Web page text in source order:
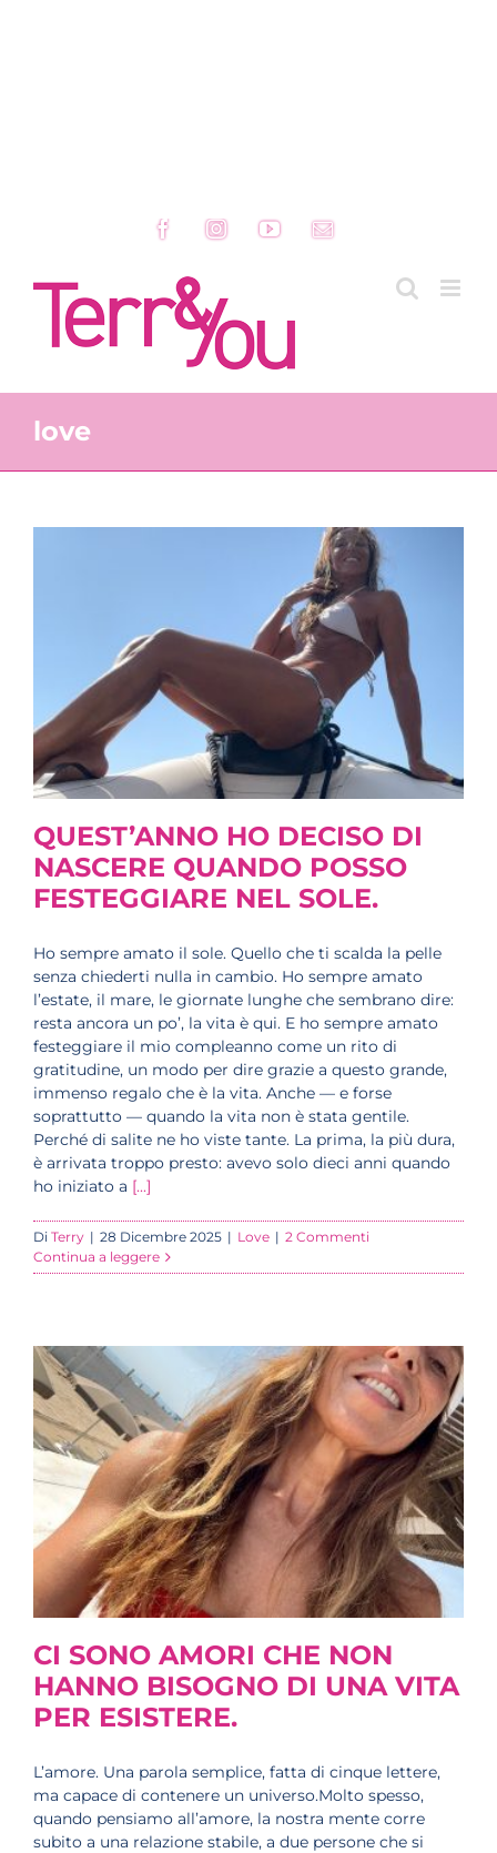
FacebookInstagramYouTubeEmail
love
QUEST’ANNO HO DECISO DI
NASCERE QUANDO POSSO
FESTEGGIARE NEL SOLE.
Ho sempre amato il sole. Quello che ti scalda la pelle
senza chiederti nulla in cambio. Ho sempre amato
l’estate, il mare, le giornate lunghe che sembrano dire:
resta ancora un po’, la vita è qui. E ho sempre amato
festeggiare il mio compleanno come un rito di
gratitudine, un modo per dire grazie a questo grande,
immenso regalo che è la vita. Anche — e forse
soprattutto — quando la vita non è stata gentile.
Perché di salite ne ho viste tante. La prima, la più dura,
è arrivata troppo presto: avevo solo dieci anni quando
ho iniziato a [...]
Di Terry | 28 Dicembre 2025 | Love | 2 Commenti
Continua a leggere
CI SONO AMORI CHE NON
HANNO BISOGNO DI UNA VITA
PER ESISTERE.
L’amore. Una parola semplice, fatta di cinque lettere,
ma capace di contenere un universo.Molto spesso,
quando pensiamo all’amore, la nostra mente corre
subito a una relazione stabile, a due persone che si